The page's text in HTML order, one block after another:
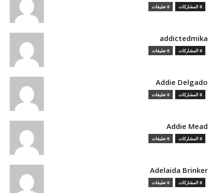
0 المشاركات 0 تعليقات
addictedmika
0 المشاركات 0 تعليقات
Addie Delgado
0 المشاركات 0 تعليقات
Addie Mead
0 المشاركات 0 تعليقات
Adelaida Brinker
0 المشاركات 0 تعليقات